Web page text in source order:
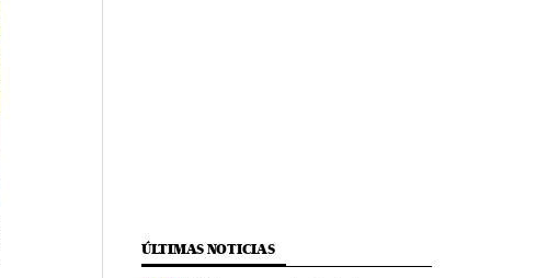
ÚLTIMAS NOTICIAS